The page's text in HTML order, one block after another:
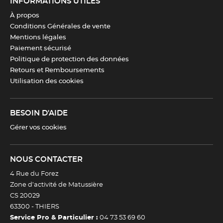
Matériau
Taille 34 à 60
Couleur(s)
Entretien
À propos
Conditions Générales de vente
Mentions légales
Paiement sécurisé
Politique de protection des données
Retours et Remboursements
Utilisation des cookies
BESOIN D'AIDE
Gérer vos cookies
NOUS CONTACTER
4 Rue du Forez
Zone d’activité de Matussière
CS 20029
63300 - THIERS
Service Pro & Particulier : 04 73 53 69 60